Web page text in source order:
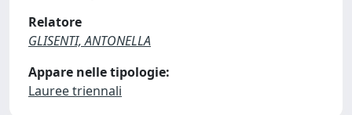
Relatore
GLISENTI, ANTONELLA
Appare nelle tipologie:
Lauree triennali